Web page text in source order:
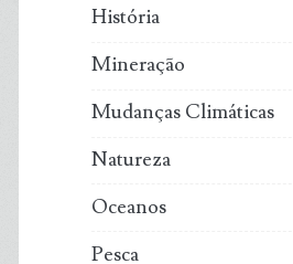
História
Mineração
Mudanças Climáticas
Natureza
Oceanos
Pesca